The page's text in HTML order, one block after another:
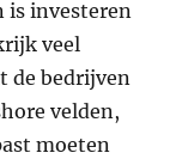
is investeren
veel
de bedrijven
velden,
moeten